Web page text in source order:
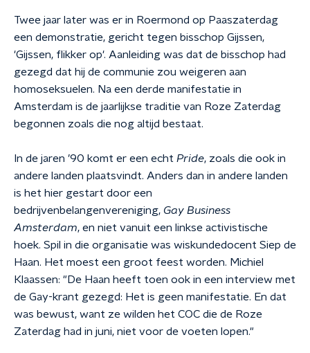
Twee jaar later was er in Roermond op Paaszaterdag
een demonstratie, gericht tegen bisschop Gijssen,
'Gijssen, flikker op'. Aanleiding was dat de bisschop had
gezegd dat hij de communie zou weigeren aan
homoseksuelen. Na een derde manifestatie in
Amsterdam is de jaarlijkse traditie van Roze Zaterdag
begonnen zoals die nog altijd bestaat.
In de jaren ’90 komt er een echt Pride, zoals die ook in
andere landen plaatsvindt. Anders dan in andere landen
is het hier gestart door een
bedrijvenbelangenvereniging, Gay Business
Amsterdam, en niet vanuit een linkse activistische
hoek. Spil in die organisatie was wiskundedocent Siep de
Haan. Het moest een groot feest worden. Michiel
Klaassen: "De Haan heeft toen ook in een interview met
de Gay-krant gezegd: Het is geen manifestatie. En dat
was bewust, want ze wilden het COC die de Roze
Zaterdag had in juni, niet voor de voeten lopen."